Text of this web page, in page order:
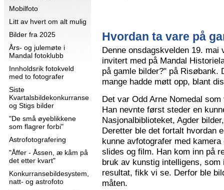
Mobilfoto
Litt av hvert om alt mulig
Bilder fra 2025
Års- og julemøte i
Mandal fotoklubb
Innholdsrik fotokveld
med to fotografer
Siste
Kvartalsbildekonkurranse
og Stigs bilder
"De små øyeblikkene
som flagrer forbi"
Astrofotografering
"Åffer - Åssen, æ kåm på
det etter kvart"
Konkurransebildesystem,
natt- og astrofoto
Hvordan ta vare på
Denne onsdagskvelden 19.
invitert med på Mandal
på gamle bilder?" på
mange hadde møtt opp, blant
Det var Odd Arne Nomedal
Han nevnte først steder en
Nasjonalbiblioteket, Agder
Deretter ble det fortalt hvordan
kunne avfotografer med
slides og film. Han kom inn på
bruk av kunstig intelligens,
resultat, fikk vi se. Derfor ble
måten.